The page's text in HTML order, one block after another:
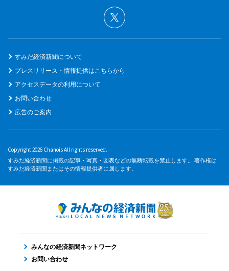
すみだ経済新聞について
プレスリリース・情報提供はこちらから
アクセスデータの利用について
お問い合わせ
広告のご案内
Copyright 2026 Chanois All rights reserved.
すみだ経済新聞に掲載の記事・写真・図表などの無断転載を禁止します。 著作権は
すみだ経済新聞またはその情報提供者に属します。
みんなの経済新聞ネットワーク
お問い合わせ